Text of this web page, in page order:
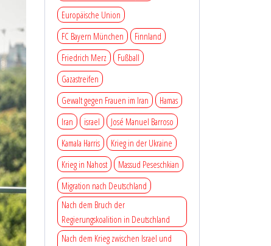
Europäische Union
FC Bayern München
Finnland
Friedrich Merz
Fußball
Gazastreifen
Gewalt gegen Frauen im Iran
Hamas
Iran
israel
José Manuel Barroso
Kamala Harris
Krieg in der Ukraine
Krieg in Nahost
Massud Peseschkian
Migration nach Deutschland
Nach dem Bruch der
Regierungskoalition in Deutschland
Nach dem Krieg zwischen Israel und